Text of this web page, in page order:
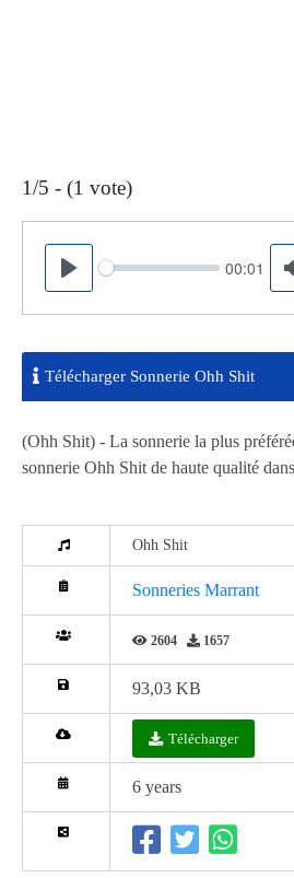
1/5 - (1 vote)
Play
Seek 00:01
Télécharger Sonnerie Ohh Shit
(Ohh Shit) - La sonnerie la plus
sonnerie Ohh Shit de haute qualité
Ohh Shit
Sonneries Marrant
2604 1657
93,03 KB
Télécharger
6 years